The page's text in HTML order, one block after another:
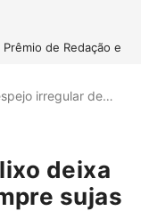
Lei Maria da Penha
irregular de…
deixa
sujas